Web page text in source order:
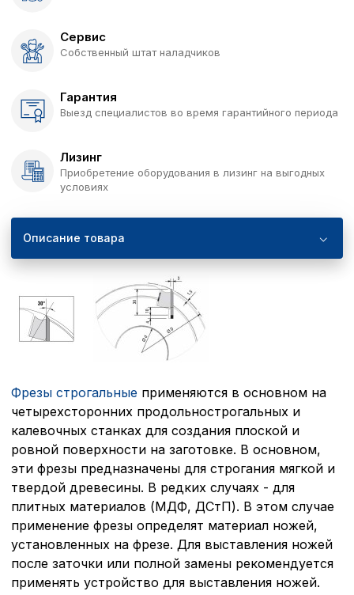
Сервис
Собственный штат наладчиков
Гарантия
Выезд специалистов во время гарантийного периода
Лизинг
Приобретение оборудования в лизинг на выгодных
условиях
Описание товара
Фрезы строгальные применяются в основном на
четырехсторонних продольно­строгальных и
калевочных станках для создания плоской и
ровной поверхности на заготовке. В основном,
эти фрезы предназначены для строгания мягкой и
твердой древесины. В редких случаях - для
плитных материалов (МДФ, ДСтП). В этом случае
применение фрезы определят материал ножей,
установленных на фрезе. Для выставления ножей
после заточки или полной замены рекомендует­ся
применять устройство для выставления ножей.